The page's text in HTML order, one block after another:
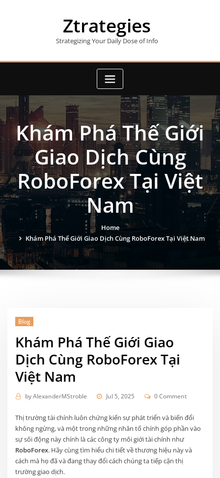
Ztrategies
Strategizing Your Daily Dose of Info
Khám Phá Thế Giới
Giao Dịch Cùng
RoboForex Tại Việt
Nam
Home
Khám Phá Thế Giới Giao Dịch Cùng RoboForex Tại Việt Nam
Blog
Khám Phá Thế Giới Giao
Dịch Cùng RoboForex Tại
Việt Nam
byAlexanderMStroble Jul 5, 2025 0 Comment
Thị trường tài chính luôn chứng kiến sự phát triển và biến đổi
không ngừng, và một trong những nhân tố chính góp phần vào
sự sôi động này chính là các công ty môi giới tài chính như
RoboForex. Hãy cùng tìm hiểu chi tiết về thương hiệu này và
cách mà họ đã và đang thay đổi cách chúng ta tiếp cận thị
trường giao dịch.